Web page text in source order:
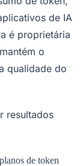
de IA
é proprietária
o
qualidade do
resultados
de token